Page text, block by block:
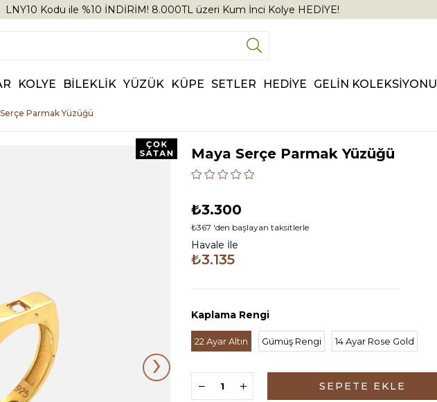
LNY10 Kodu ile %10 İNDİRİM! 8.000TL üzeri Kum İnci Kolye HEDİYE!
KOLYE BİLEKLİK YÜZÜK KÜPE SETLER HEDİYE GELİN KOLEKSİYONU
Parmak Yüzüğü
›
Maya Serçe Parmak Yüzüğü
₺3.300
₺367 'den başlayan taksitlerle
Havale İle
₺3.135
Kaplama Rengi
22 Ayar Altın Gümüş Rengi 14 Ayar Rose Gold